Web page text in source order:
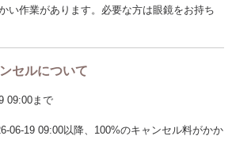
い作業があります。必要な方は眼鏡をお持ち
セルについて
09:00まで
06-19 09:00以降、100%のキャンセル料がかか